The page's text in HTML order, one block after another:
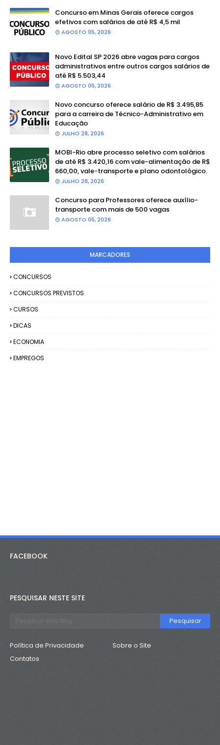
Concurso em Minas Gerais oferece cargos
efetivos com salários de até R$ 4,5 mil
AGOSTO 05, 2026
Novo Edital SP 2026 abre vagas para cargos
administrativos entre outros cargos salários de
até R$ 5.503,44
AGOSTO 05, 2026
Novo concurso oferece salário de R$ 3.495,85
para a carreira de Técnico-Administrativo em
Educação
JULHO 28, 2026
MOBI-Rio abre processo seletivo com salários
de até R$ 3.420,16 com vale-alimentação de R$
660,00, vale-transporte e plano odontológico.
JULHO 28, 2026
Concurso para Professores oferece auxílio-
transporte com mais de 500 vagas
AGOSTO 05, 2026
MARCADORES
CONCURSOS
CONCURSOS PREVISTOS
CURSOS
DICAS
ECONOMIA
EMPREGOS
FACEBOOK
PESQUISAR NESTE SITE
Política de Privacidade
Sobre o Site
Contatos